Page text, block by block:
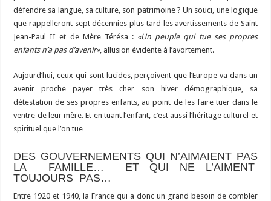
défendre sa langue, sa culture, son patrimoine ? Un souci, une logique
que rappelleront sept décennies plus tard les avertissements de Saint
Jean-Paul II et de Mère Térésa : «Un peuple qui tue ses propres
enfants n’a pas d’avenir», allusion évidente à l’avortement.
Aujourd’hui, ceux qui sont lucides, perçoivent que l’Europe va dans un
avenir proche payer très cher son hiver démographique, sa
détestation de ses propres enfants, au point de les faire tuer dans le
ventre de leur mère. Et en tuant l’enfant, c’est aussi l’héritage culturel et
spirituel que l’on tue…
DES GOUVERNEMENTS QUI N’AIMAIENT PAS
LA FAMILLE… ET QUI NE L’AIMENT
TOUJOURS PAS…
Entre 1920 et 1940, la France qui a donc un grand besoin de combler